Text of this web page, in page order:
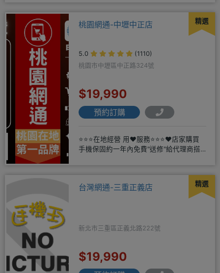
精選
桃園網通-中壢中正店
5.0
(1110)
桃園市中壢區中正路324號
$19,990
預約訂購
⭐⭐⭐在地經營 用❤️服務⭐⭐⭐❤️店家購買
手機保固約一年內免費"送修"給代理商搭
精選
台灣網通-三重正義店
新北市三重區正義北路222號
$19,990